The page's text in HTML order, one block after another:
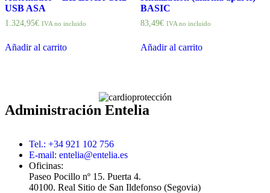
USB ASA
1.324,95€ IVA no incluido
Añadir al carrito
BASIC
83,49€ IVA no incluido
Añadir al carrito
Administración Entelia
Tel.: +34 921 102 756
E-mail: entelia@entelia.es
Oficinas:
Paseo Pocillo nº 15. Puerta 4.
40100. Real Sitio de San Ildefonso (Segovia)